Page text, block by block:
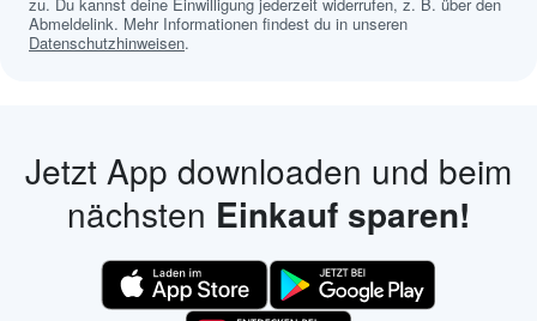
Abmeldelink. Mehr Informationen findest du in unseren
Datenschutzhinweisen.
Jetzt App downloaden und beim
nächsten Einkauf sparen!